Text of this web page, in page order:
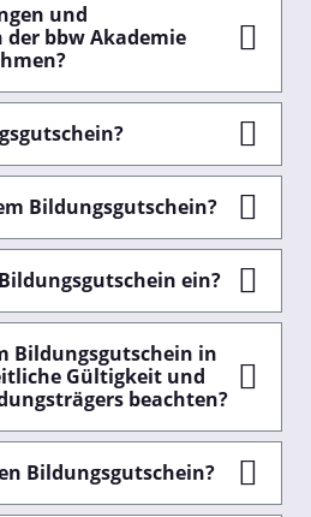
und
bbw Akademie
Bildungsgutschein?
ein?
Bildungsgutschein in
Gültigkeit und
beachten?
Bildungsgutschein?